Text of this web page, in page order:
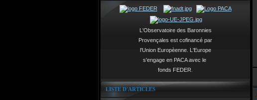
L'Observatoire des Baronnies
Provençales est cofinancé par
l'Union Europèenne. L'Europe
s'engage en PACA avec le
fonds FEDER.
LISTE D'ARTICLES